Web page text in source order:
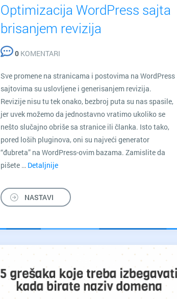
Optimizacija WordPress sajta
brisanjem revizija
0 KOMENTARI
Sve promene na stranicama i postovima na WordPress
sajtovima su uslovljene i generisanjem revizija.
Revizije nisu tu tek onako, bezbroj puta su nas spasile,
jer uvek možemo da jednostavno vratimo ukoliko se
nešto slučajno obriše sa stranice ili članka. Isto tako,
pored loših pluginova, oni su najveći generator
“đubreta” na WordPress-ovim bazama. Zamislite da
pišete … Detaljnije
sajta
brisanjem
NASTAVI